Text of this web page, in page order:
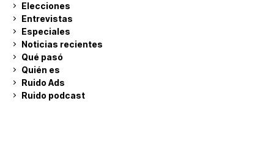
Elecciones
Entrevistas
Especiales
Noticias recientes
Qué pasó
Quién es
Ruido Ads
Ruido podcast